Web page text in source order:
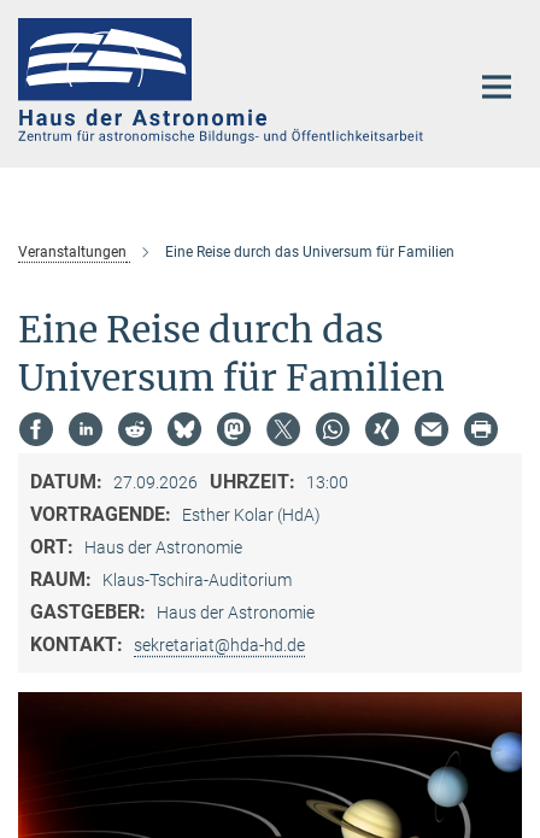
Hauptinhalt
Veranstaltungen Eine Reise durch das Universum für Familien
Eine Reise durch das
Universum für Familien
DATUM: 27.09.2026 UHRZEIT: 13:00
VORTRAGENDE: Esther Kolar (HdA)
ORT: Haus der Astronomie
RAUM: Klaus-Tschira-Auditorium
GASTGEBER: Haus der Astronomie
KONTAKT: sekretariat@hda-hd.de